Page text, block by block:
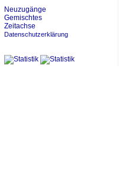
Neuzugänge
Gemischtes
Zeitachse
Datenschutzerklärung